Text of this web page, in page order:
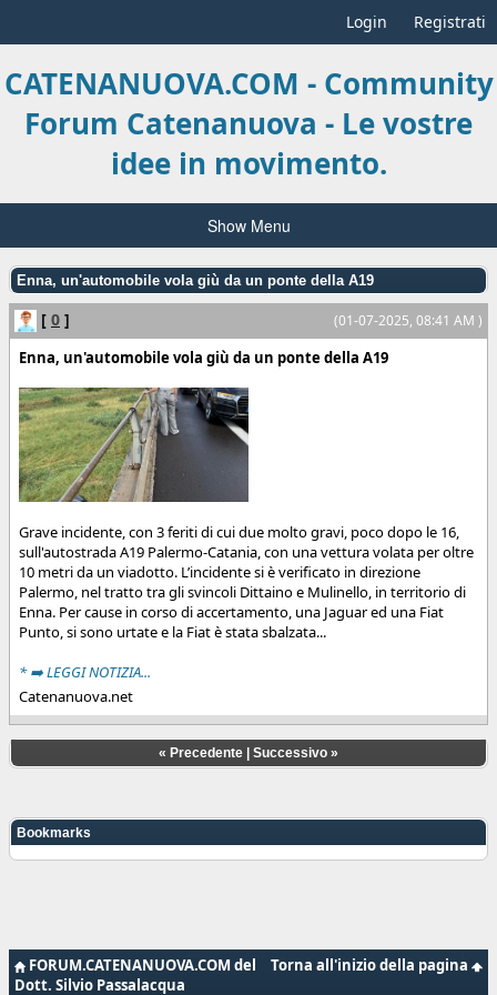
Login Registrati
CATENANUOVA.COM - Community
Forum Catenanuova - Le vostre
idee in movimento.
Show Menu
Enna, un'automobile vola giù da un ponte della A19
(01-07-2025, 08:41 AM )
[ 0 ]
Enna, un'automobile vola giù da un ponte della A19
Grave incidente, con 3 feriti di cui due molto gravi, poco dopo le 16,
sull'autostrada A19 Palermo-Catania, con una vettura volata per oltre
10 metri da un viadotto. L’incidente si è verificato in direzione
Palermo, nel tratto tra gli svincoli Dittaino e Mulinello, in territorio di
Enna. Per cause in corso di accertamento, una Jaguar ed una Fiat
Punto, si sono urtate e la Fiat è stata sbalzata...
* ➡️ LEGGI NOTIZIA...
Catenanuova.net
« Precedente Successivo »
Bookmarks
Torna all'inizio della pagina
FORUM.CATENANUOVA.COM del
Dott. Silvio Passalacqua